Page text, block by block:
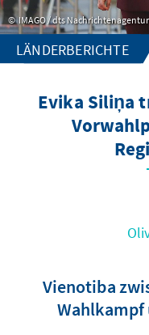
IMAGO / dts Nachrichtenagentur
LÄNDERBERICHTE
Evika Siliņa
Vienotiba